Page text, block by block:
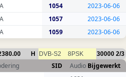
1054
2023-06-06
1057
2023-06-06
1059 2023-06-06
H DVB-S2 8PSK 30000 2/3
SID Audio Bijgewerkt